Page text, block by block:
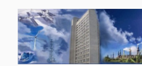
Перейти
вмісту